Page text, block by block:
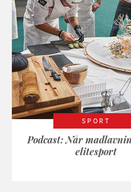
SPORT
Podcast: Når
elitesport